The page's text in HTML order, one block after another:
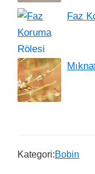
Faz
Kategori:Bobin